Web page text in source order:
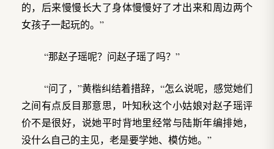
的，后来慢慢长大了身体慢慢好了才出来和周边两个
女孩子一起玩的。”
“那赵子瑶呢？问赵子瑶了吗？”
“问了，”黄楷纠结着措辞，“怎么说呢，感觉她们
之间有点反目那意思，叶知秋这个小姑娘对赵子瑶评
价不是很好，说她平时背地里经常与陆斯年编排她，
没什么自己的主见，老是要学她、模仿她。”